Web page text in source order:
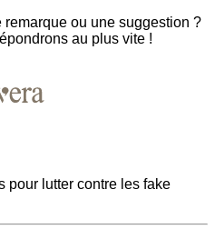
ou une suggestion ?
au plus vite !
pour lutter contre les fake